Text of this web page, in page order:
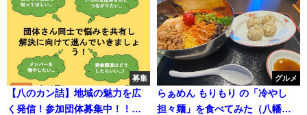
募集
【八のカン詰】地域の魅力を広
く発信！参加団体募集中！！／
グルメ
らぁめん もりもり の「冷やし
担々麺」を食べてみた（八幡